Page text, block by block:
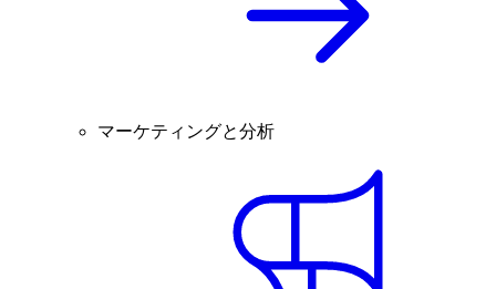
マーケティングと分析